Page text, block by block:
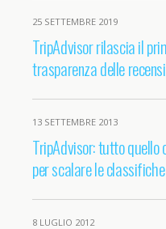
25 SETTEMBRE 2019
TripAdvisor rilascia il
trasparenza delle
13 SETTEMBRE 2013
TripAdvisor: tutto quello
per scalare le classifiche
8 LUGLIO 2012